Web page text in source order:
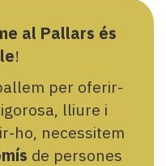
al Pallars és
!
per oferir-
lliure i
ho, necessitem
de persones